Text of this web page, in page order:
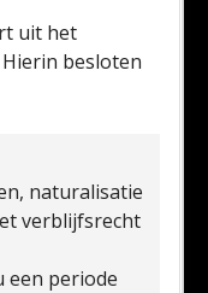
uit het
Hierin besloten
naturalisatie
verblijfsrecht
een periode